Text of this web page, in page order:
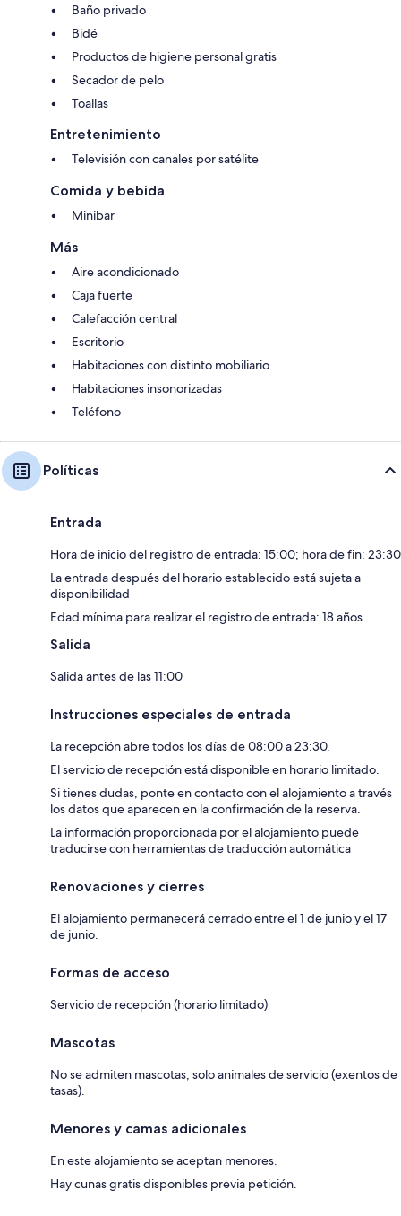
Baño privado
Bidé
Productos de higiene personal gratis
Secador de pelo
Toallas
Entretenimiento
Televisión con canales por satélite
Comida y bebida
Minibar
Más
Aire acondicionado
Caja fuerte
Calefacción central
Escritorio
Habitaciones con distinto mobiliario
Habitaciones insonorizadas
Teléfono
Políticas
Entrada
Hora de inicio del registro de entrada: 15:00; hora de fin: 23:30
La entrada después del horario establecido está sujeta a
disponibilidad
Edad mínima para realizar el registro de entrada: 18 años
Salida
Salida antes de las 11:00
Instrucciones especiales de entrada
La recepción abre todos los días de 08:00 a 23:30.
El servicio de recepción está disponible en horario limitado.
Si tienes dudas, ponte en contacto con el alojamiento a través
los datos que aparecen en la confirmación de la reserva.
La información proporcionada por el alojamiento puede
traducirse con herramientas de traducción automática
Renovaciones y cierres
El alojamiento permanecerá cerrado entre el 1 de junio y el 17
de junio.
Formas de acceso
Servicio de recepción (horario limitado)
Mascotas
No se admiten mascotas, solo animales de servicio (exentos de
tasas).
Menores y camas adicionales
En este alojamiento se aceptan menores.
Hay cunas gratis disponibles previa petición.